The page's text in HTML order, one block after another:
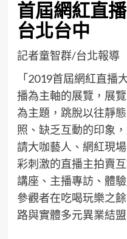
首屆網紅直
台北台中
記者童智群/台北報導
「2019首屆網紅直播
播為主軸的展覽，展
為主題，跳脫以往靜
照、缺乏互動的印象
請大咖藝人、網紅現
彩刺激的直播主拍賣
講座、主播專訪、體
參觀者在吃喝玩樂之
路與實體多元異業結